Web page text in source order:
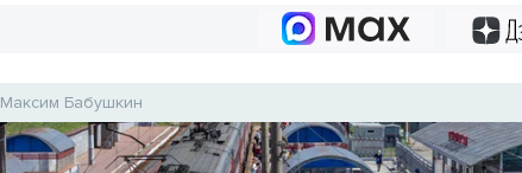
Максим Бабушкин